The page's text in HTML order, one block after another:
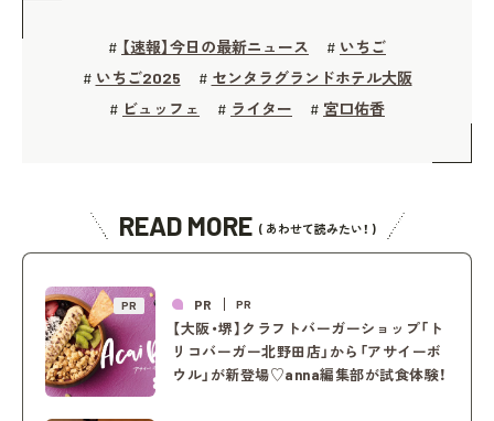
# 【速報】今日の最新ニュース # いちご
# いちご2025 # センタラグランドホテル大阪
# ビュッフェ # ライター # 宮口佑香
READ MORE ( あわせて読みたい！ )
PR PR PR
【大阪・堺】クラフトバーガーショップ「ト
リコバーガー北野田店」から「アサイーボ
ウル」が新登場♡anna編集部が試食体験！